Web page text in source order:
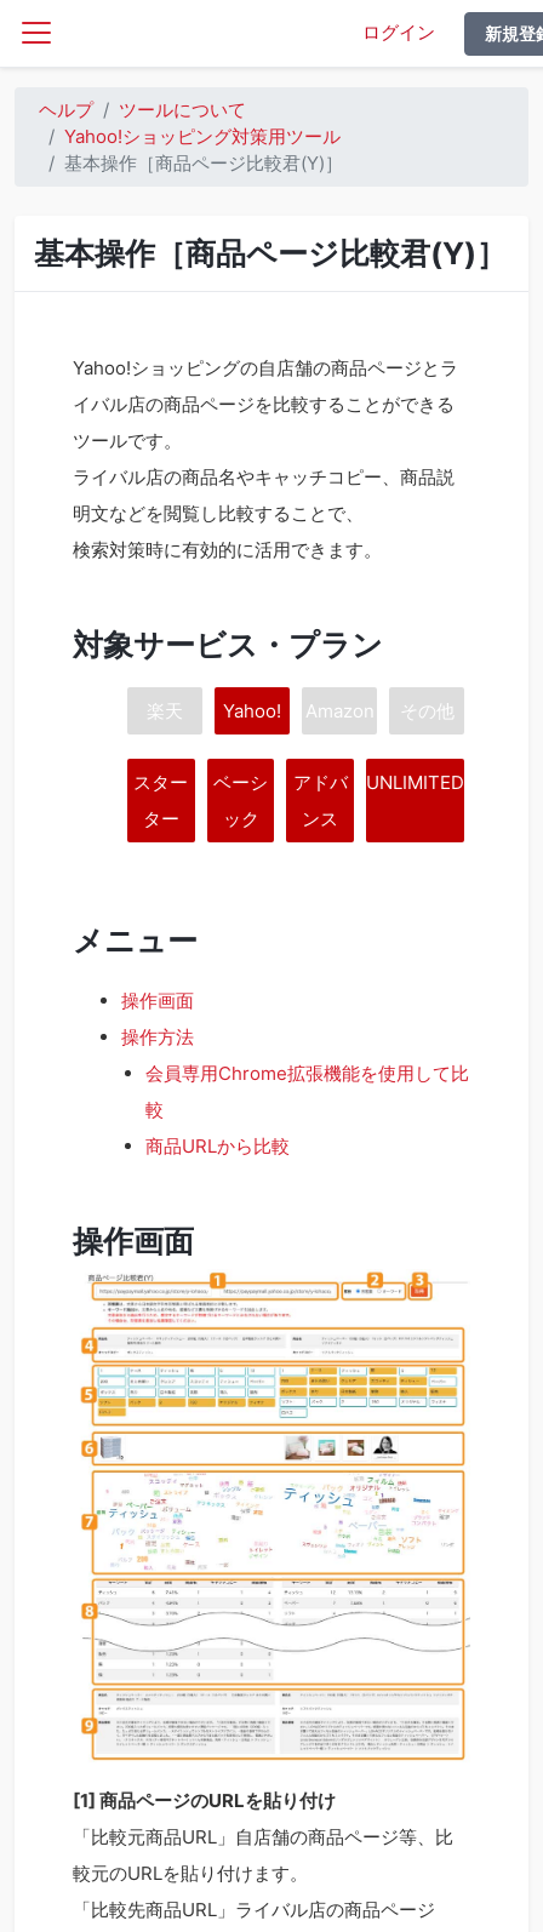
ログイン 新規登
ヘルプ
ツールについて
Yahoo!ショッピング対策用ツール
基本操作［商品ページ比較君(Y)］
基本操作［商品ページ比較君(Y)］
Yahoo!ショッピングの自店舗の商品ページとラ
イバル店の商品ページを比較することができる
ツールです。
ライバル店の商品名やキャッチコピー、商品説
明文などを閲覧し比較することで、
検索対策時に有効的に活用できます。
対象サービス・プラン
楽天 Yahoo! Amazon その他
スター
ター
ベーシ
ック
アドバ
ンス
UNLIMITED
メニュー
操作画面
操作方法
会員専用Chrome拡張機能を使用して比
較
商品URLから比較
操作画面
[1] 商品ページのURLを貼り付け
「比較元商品URL」 自店舗の商品ページ等、比
較元のURLを貼り付けます。
「比較先商品URL」 ライバル店の商品ページ